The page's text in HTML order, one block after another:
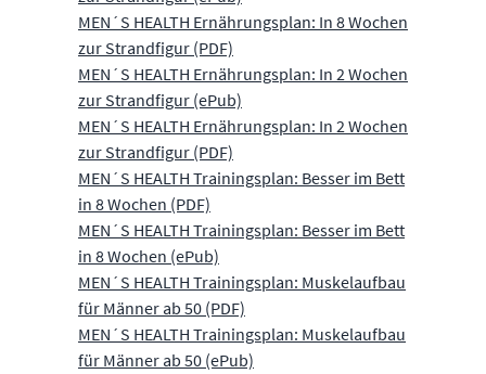
MEN´S HEALTH Ernährungsplan: In 8 Wochen
zur Strandfigur (PDF)
MEN´S HEALTH Ernährungsplan: In 2 Wochen
zur Strandfigur (ePub)
MEN´S HEALTH Ernährungsplan: In 2 Wochen
zur Strandfigur (PDF)
MEN´S HEALTH Trainingsplan: Besser im Bett
in 8 Wochen (PDF)
MEN´S HEALTH Trainingsplan: Besser im Bett
in 8 Wochen (ePub)
MEN´S HEALTH Trainingsplan: Muskelaufbau
für Männer ab 50 (PDF)
MEN´S HEALTH Trainingsplan: Muskelaufbau
für Männer ab 50 (ePub)